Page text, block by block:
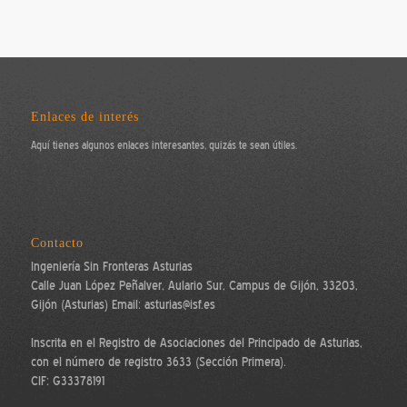
Enlaces de interés
Aquí tienes algunos enlaces interesantes, quizás te sean útiles.
Contacto
Ingeniería Sin Fronteras Asturias
Calle Juan López Peñalver, Aulario Sur, Campus de Gijón, 33203,
Gijón (Asturias) Email: asturias@isf.es
Inscrita en el Registro de Asociaciones del Principado de Asturias,
con el número de registro 3633 (Sección Primera).
CIF: G33378191